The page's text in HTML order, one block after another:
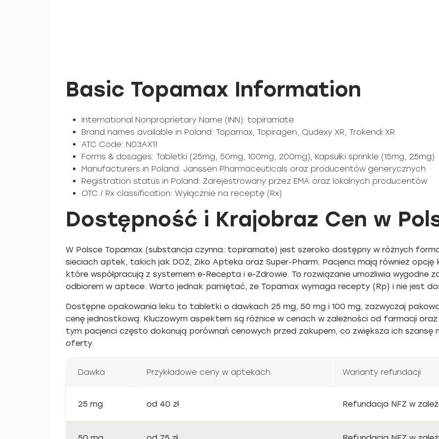
Basic Topamax Information
International Nonproprietary Name (INN): topiramate
Brand names available in Poland: Topamax, Topiragen, Qudexy XR, Trokendi XR
ATC Code: N03AX11
Forms & dosages: Tabletki (25mg, 50mg, 100mg, 200mg), Kapsułki sprinkle (15mg, 25mg)
Manufacturers in Poland: Janssen Pharmaceuticals oraz producentów generycznych
Registration status in Poland: Zarejestrowany przez EMA oraz lokalnych producentów
OTC / Rx classification: Wyłącznie na receptę (Rx)
Dostępność i Krajobraz Cen w
W Polsce Topamax (substancja czynna: topiramate) jest szeroko dostępny w różnych
sieciach aptek, takich jak DOZ, Ziko Apteka oraz Super-Pharm. Pacjenci mają również
które współpracują z systemem e-Recepta i e-Zdrowie. To rozwiązanie umożliwia wygodne
odbiorem w aptece. Warto jednak pamiętać, że Topamax wymaga recepty (Rp) i nie jest
Dostępne opakowania leku to tabletki o dawkach 25 mg, 50 mg i 100 mg, zazwyczaj
cenę jednostkową. Kluczowym aspektem są różnice w cenach w zależności od farmacji
tym pacjenci często dokonują porównań cenowych przed zakupem, co zwiększa ich szansę
oferty.
Dawka Przykładowe ceny w aptekach Warianty refundacji
25 mg od 40 zł Refundacja NFZ w